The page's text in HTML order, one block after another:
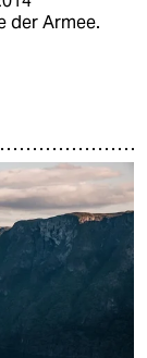
der Armee.